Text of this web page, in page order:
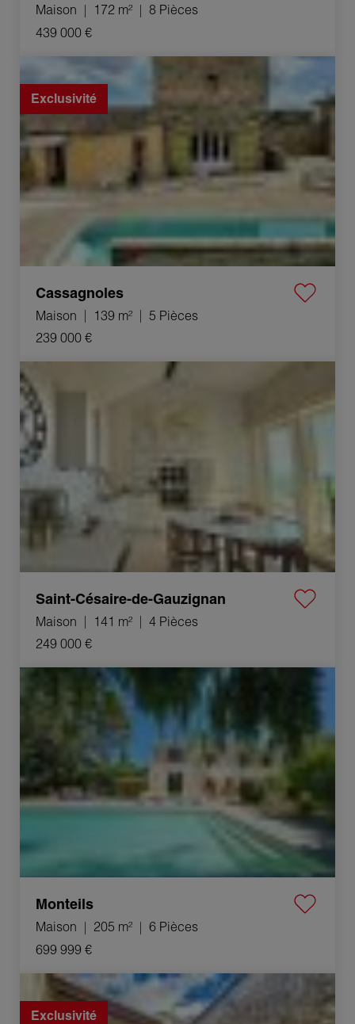
Maison 172 m²
8 Pièces
439 000 €
Vente Maison Cassagnoles 5 Pièces 139 m²
Exclusivité
Cassagnoles
Maison 139 m²
5 Pièces
239 000 €
Vente Maison Saint-Césaire-de-Gauzignan 4 Pièces
141 m²
Saint-Césaire-de-Gauzignan
Maison 141 m²
4 Pièces
249 000 €
Vente Maison Monteils 6 Pièces 205 m²
Monteils
Maison 205 m²
6 Pièces
699 999 €
Vente Maison Alès 4 Pièces 110 m²
Exclusivité